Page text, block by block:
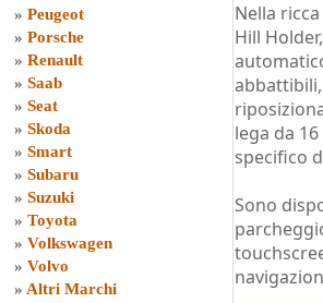
» Peugeot
» Porsche
» Renault
» Saab
» Seat
» Skoda
» Smart
» Subaru
» Suzuki
» Toyota
» Volkswagen
» Volvo
» Altri Marchi
Nella
Hill
lega da
specifico
Sono